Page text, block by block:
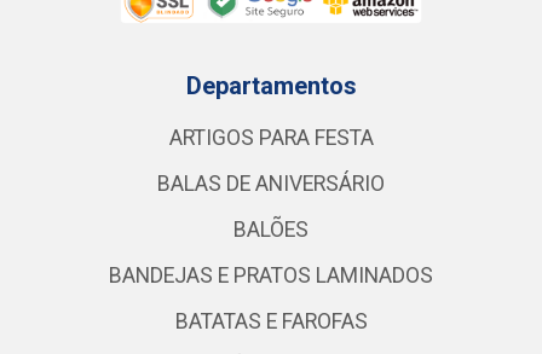
Departamentos
ARTIGOS PARA FESTA
BALAS DE ANIVERSÁRIO
BALÕES
BANDEJAS E PRATOS LAMINADOS
BATATAS E FAROFAS